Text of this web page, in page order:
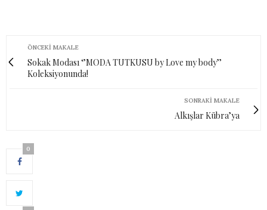
ÖNCEKI MAKALE
Sokak Modası ‘’MODA TUTKUSU by Love my body’’
Koleksiyonunda!
SONRAKI MAKALE
Alkışlar Kübra’ya
0